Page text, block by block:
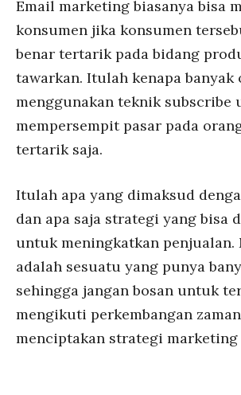
Email marketing biasanya bisa
konsumen jika konsumen
benar tertarik pada bidang
tawarkan. Itulah kenapa banyak
menggunakan teknik subscribe
mempersempit pasar pada
tertarik saja.
Itulah apa yang dimaksud
dan apa saja strategi yang bisa
untuk meningkatkan penjualan.
adalah sesuatu yang punya
sehingga jangan bosan untuk
mengikuti perkembangan
menciptakan strategi marketing